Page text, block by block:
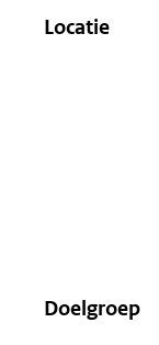
Locatie
Doelgroep